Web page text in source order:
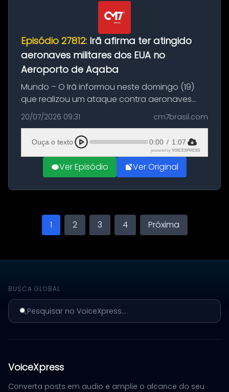
Episódio 27812: Irã afirma ter atingido
aeronaves militares dos EUA no
Aeroporto de Aqaba
Mundo – O Irã informou neste domingo (19)
que realizou um ataque contra aeronaves
militares dos Estados Unidos estacionadas no
Aeroporto de Aqaba, na Jordânia, durante a
21ª fase da Operação Nasr 2. A...
20/07/2026 09:31 cm7brasil.com
Ouça o texto 0:00 / 1:07
powered by VOICEXPRESS
Ver Episódio Ver Original
1 2 3 4 Próxima
BUSCA GLOBAL
Pesquisar no VoiceXpress...
VoiceXpress
Converta posts em audio e amplie o alcance do seu